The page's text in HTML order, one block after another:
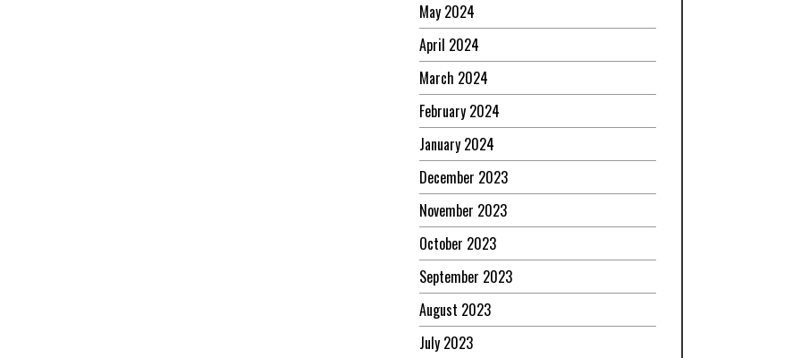
May 2024
April 2024
March 2024
February 2024
January 2024
December 2023
November 2023
October 2023
September 2023
August 2023
July 2023